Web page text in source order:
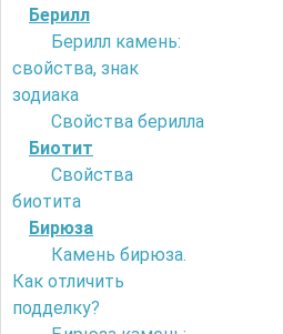
Берилл
Берилл камень:
свойства, знак
зодиака
Свойства берилла
Биотит
Свойства
биотита
Бирюза
Камень бирюза.
Как отличить
подделку?